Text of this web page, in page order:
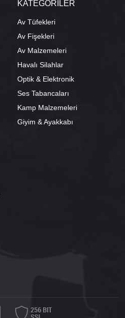
KATEGORİLER
Av Tüfekleri
Av Fişekleri
Av Malzemeleri
Havalı Silahlar
Optik & Elektronik
Ses Tabancaları
Kamp Malzemeleri
Giyim & Ayakkabı